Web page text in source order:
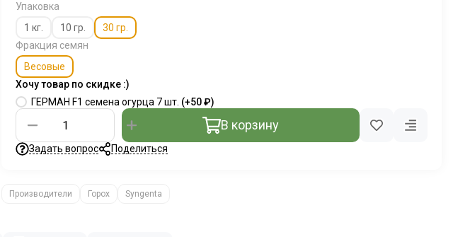
Упаковка
1 кг.
10 гр.
30 гр.
Фракция семян
Весовые
Хочу товар по скидке :)
ГЕРМАН F1 семена огурца 7 шт. (+50 ₽)
В корзину
Задать вопрос Поделиться
Производители Горох Syngenta